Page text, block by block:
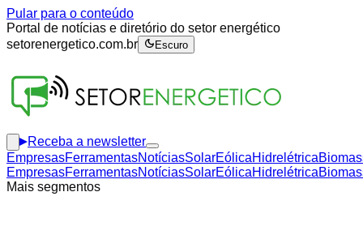
Pular para o conteúdo
Portal de notícias e diretório do setor energético
setorenergetico.com.br
Escuro
Receba a newsletter
EmpresasFerramentasNotíciasSolarEólicaHidrelétrica
EmpresasFerramentasNotíciasSolarEólicaHidrelétrica
Mais segmentos